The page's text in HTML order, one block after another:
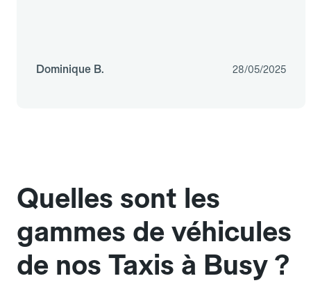
Dominique B. 28/05/2025
Quelles sont les
gammes de véhicules
de nos Taxis à Busy ?